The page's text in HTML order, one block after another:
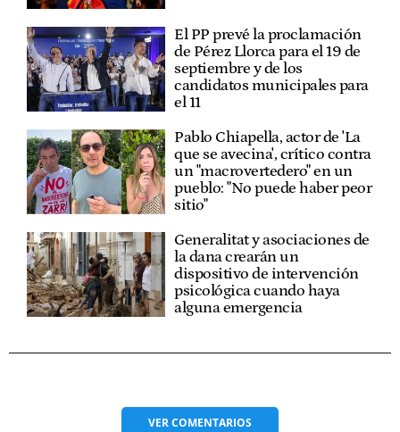
El PP prevé la proclamación
de Pérez Llorca para el 19 de
septiembre y de los
candidatos municipales para
el 11
Pablo Chiapella, actor de 'La
que se avecina', crítico contra
un "macrovertedero" en un
pueblo: "No puede haber peor
sitio"
Generalitat y asociaciones de
la dana crearán un
dispositivo de intervención
psicológica cuando haya
alguna emergencia
VERCOMENTARIOS